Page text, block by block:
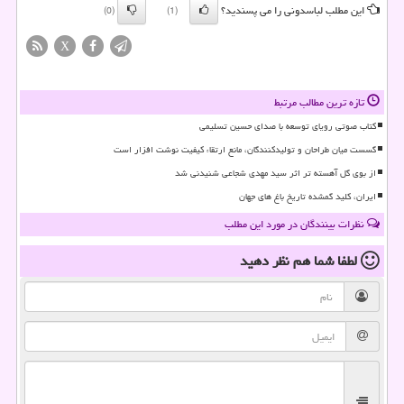
این مطلب لباسدونی را می پسندید؟ (1)
(0)
X
تازه ترین مطالب مرتبط
کتاب صوتی رویای توسعه با صدای حسین تسلیمی
گسست میان طراحان و تولیدکنندگان، مانع ارتقاء کیفیت نوشت افزار است
از بوی گل آهسته تر اثر سید مهدی شجاعی شنیدنی شد
ایران، کلید گمشده تاریخ باغ های جهان
نظرات بینندگان در مورد این مطلب
لطفا شما همنظر دهید